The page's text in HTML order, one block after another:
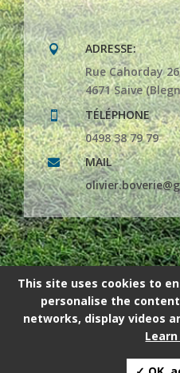

ADRESSE:
Rue Cahorday 26
4671 Saive

TÉLÉPHONE
0498 38 79 79

MAIL
2024 © L'élément terre
Net
This site uses cookies to
personalise the
networks, display videos